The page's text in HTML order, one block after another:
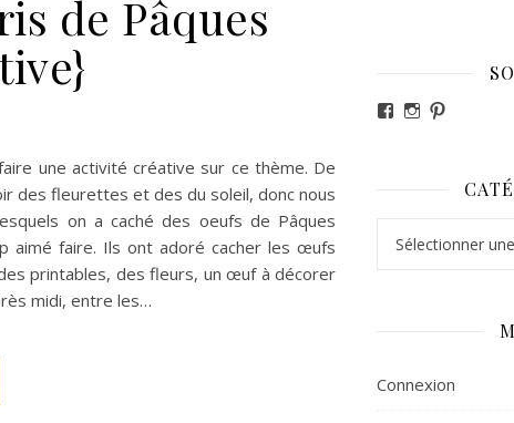
de Pâques
une activité créative sur ce thème. De
des fleurettes et des du soleil, donc nous
on a caché des oeufs de Pâques
aimé faire. Ils ont adoré cacher les œufs
printables, des fleurs, un œuf à décorer
midi, entre les…
Voir le profil
Voir le
Connexion